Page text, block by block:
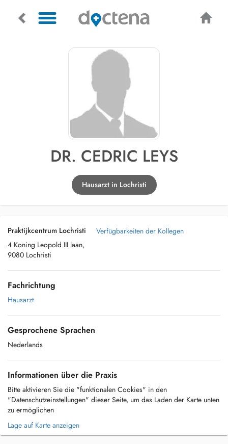
DR. CEDRIC LEYS
Hausarzt in Lochristi
Praktijkcentrum Lochristi
4 Koning Leopold III laan,
9080 Lochristi
Verfügbarkeiten der Kollegen
Fachrichtung
Hausarzt
Gesprochene Sprachen
Nederlands
Informationen über die Praxis
Bitte aktivieren Sie die "funktionalen Cookies" in den
"Datenschutzeinstellungen" dieser Seite, um das Laden der Karte unten
zu ermöglichen
Lage auf Karte anzeigen